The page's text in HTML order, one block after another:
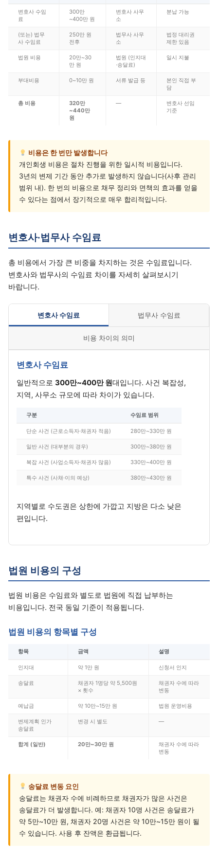
변호사 수임
료
300만
~400만 원
변호사 사무
소
분납 가능
(또는) 법무
사 수임료
250만 원
전후
법무사 사무
소
법정 대리권
제한 있음
법원 비용
20만~30
만 원
법원 (인지대
·송달료)
일시 지불
부대비용 0~10만 원 서류 발급 등
본인 직접 부
담
총 비용
320만
~440만
원
—
변호사 선임
기준
비용은 한 번만 발생합니다
개인회생 비용은 절차 진행을 위한 일시적 비용입니다.
3년의 변제 기간 동안 추가로 발생하지 않습니다(사후 관리
범위 내). 한 번의 비용으로 채무 정리와 면책의 효과를 얻을
수 있다는 점에서 장기적으로 매우 합리적입니다.
변호사·법무사 수임료
총 비용에서 가장 큰 비중을 차지하는 것은 수임료입니다.
변호사와 법무사의 수임료 차이를 자세히 살펴보시기
바랍니다.
변호사 수임료 법무사 수임료
비용 차이의 의미
변호사 수임료
일반적으로 300만~400만 원대입니다. 사건 복잡성,
지역, 사무소 규모에 따라 차이가 있습니다.
구분 수임료 범위
단순 사건 (근로소득자·채권자 적음) 280만~330만 원
일반 사건 (대부분의 경우) 300만~380만 원
복잡 사건 (사업소득자·채권자 많음) 330만~400만 원
특수 사건 (사채·이의 예상) 380만~430만 원
지역별로 수도권은 상한에 가깝고 지방은 다소 낮은
편입니다.
법원 비용의 구성
법원 비용은 수임료와 별도로 법원에 직접 납부하는
비용입니다. 전국 동일 기준이 적용됩니다.
법원 비용의 항목별 구성
항목 금액 설명
인지대 약 1만 원 신청서 인지
송달료
채권자 1명당 약 5,500원
× 횟수
채권자 수에 따라
변동
예납금 약 10만~15만 원 법원 운영비용
변제계획 인가
송달료
변경 시 별도 —
합계 (일반) 20만~30만 원
채권자 수에 따라
변동
송달료 변동 요인
송달료는 채권자 수에 비례하므로 채권자가 많은 사건은
송달료가 더 발생합니다. 예: 채권자 10명 사건은 송달료가
약 5만~10만 원, 채권자 20명 사건은 약 10만~15만 원이 될
수 있습니다. 사용 후 잔액은 환급됩니다.